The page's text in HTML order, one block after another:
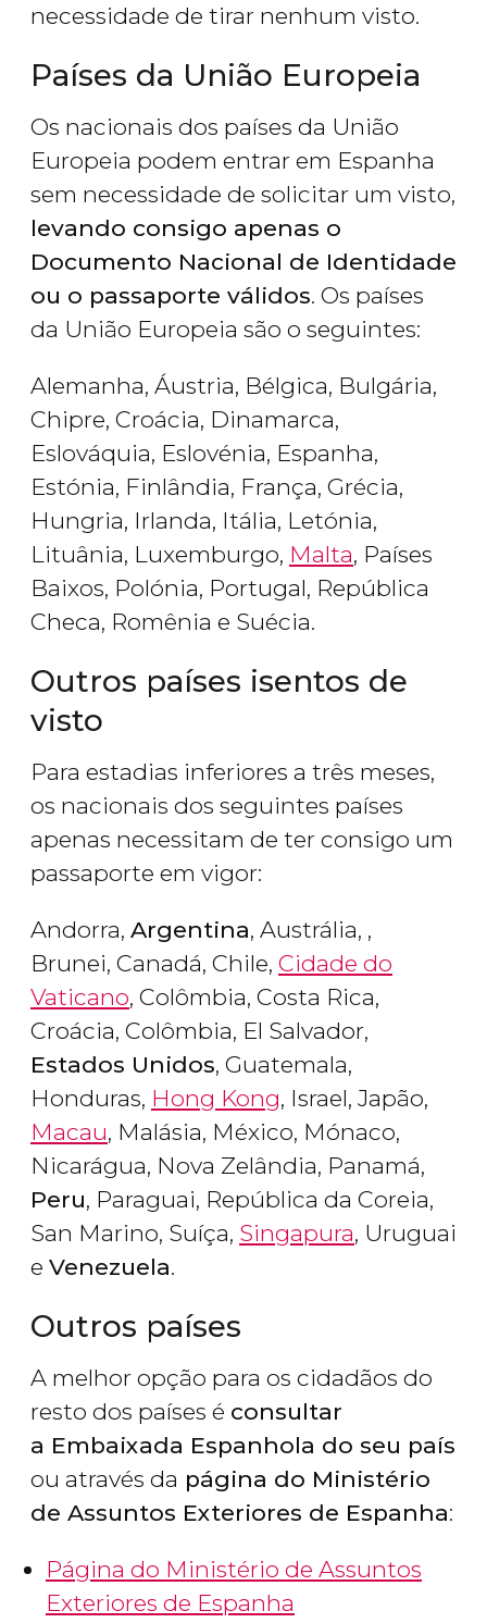
necessidade de tirar nenhum visto.
Países da União Europeia
Os nacionais dos países da União
Europeia podem entrar em Espanha
sem necessidade de solicitar um visto,
levando consigo apenas o
Documento Nacional de Identidade
ou o passaporte válidos. Os países
da União Europeia são o seguintes:
Alemanha, Áustria, Bélgica, Bulgária,
Chipre, Croácia, Dinamarca,
Eslováquia, Eslovénia, Espanha,
Estónia, Finlândia, França, Grécia,
Hungria, Irlanda, Itália, Letónia,
Lituânia, Luxemburgo, Malta, Países
Baixos, Polónia, Portugal, República
Checa, Romênia e Suécia.
Outros países isentos de
visto
Para estadias inferiores a três meses,
os nacionais dos seguintes países
apenas necessitam de ter consigo um
passaporte em vigor:
Andorra, Argentina, Austrália, ,
Brunei, Canadá, Chile, Cidade do
Vaticano, Colômbia, Costa Rica,
Croácia, Colômbia, El Salvador,
Estados Unidos, Guatemala,
Honduras, Hong Kong, Israel, Japão,
Macau, Malásia, México, Mónaco,
Nicarágua, Nova Zelândia, Panamá,
Peru, Paraguai, República da Coreia,
San Marino, Suíça, Singapura, Uruguai
e Venezuela.
Outros países
A melhor opção para os cidadãos do
resto dos países é consultar
a Embaixada Espanhola do seu país
ou através da página do Ministério
de Assuntos Exteriores de Espanha:
Página do Ministério de Assuntos
Exteriores de Espanha